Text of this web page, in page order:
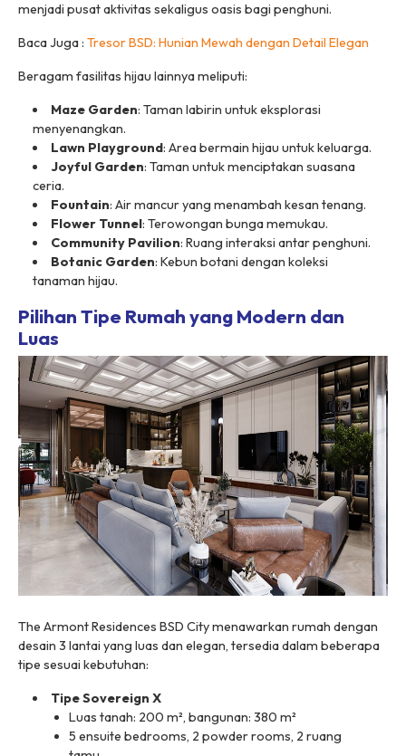
menjadi pusat aktivitas sekaligus oasis bagi penghuni.
Baca Juga : Tresor BSD: Hunian Mewah dengan Detail Elegan
Beragam fasilitas hijau lainnya meliputi:
Maze Garden: Taman labirin untuk eksplorasi
menyenangkan.
Lawn Playground: Area bermain hijau untuk keluarga.
Joyful Garden: Taman untuk menciptakan suasana
ceria.
Fountain: Air mancur yang menambah kesan tenang.
Flower Tunnel: Terowongan bunga memukau.
Community Pavilion: Ruang interaksi antar penghuni.
Botanic Garden: Kebun botani dengan koleksi
tanaman hijau.
Pilihan Tipe Rumah yang Modern dan
Luas
The Armont Residences BSD City menawarkan rumah dengan
desain 3 lantai yang luas dan elegan, tersedia dalam beberapa
tipe sesuai kebutuhan:
Tipe Sovereign X
Luas tanah: 200 m², bangunan: 380 m²
5 ensuite bedrooms, 2 powder rooms, 2 ruang